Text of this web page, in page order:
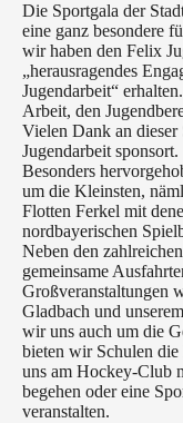
Die Sportgala der
eine ganz besondere
wir haben den Felix
„herausragendes
Jugendarbeit“
Arbeit, den
Vielen Dank an
Jugendarbeit sponsort.
Besonders
um die Kleinsten,
Flotten Ferkel mit
nordbayerischen
Neben den
gemeinsame
Großveranstaltungen
Gladbach und
wir uns auch um die
bieten wir Schulen
uns am Hockey-Club
begehen oder eine
veranstalten.